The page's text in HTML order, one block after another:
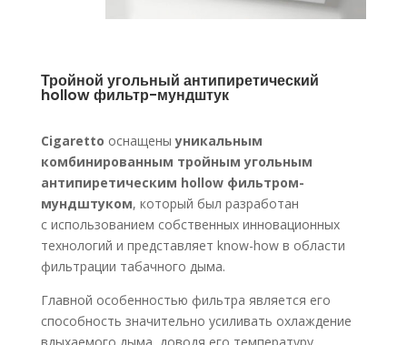
Тройной угольный антипиретический
hollow фильтр-мундштук
Cigaretto оснащеныуникальным
комбинированным тройным угольным
антипиретическим hollow фильтром-
мундштуком, который был разработан
с использованием собственных инновационных
технологий и представляет know-how в области
фильтрации табачного дыма.
Главной особенностью фильтра является его
способность значительно усиливать охлаждение
вдыхаемого дыма, доводя его температуру